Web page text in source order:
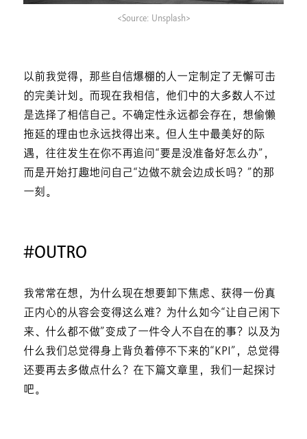
<Source: Unsplash>
以前我觉得，那些自信爆棚的人一定制定了无懈可击
的完美计划。而现在我相信，他们中的大多数人不过
是选择了相信自己。不确定性永远都会存在，想偷懒
拖延的理由也永远找得出来。但人生中最美好的际
遇，往往发生在你不再追问“要是没准备好怎么办”，
而是开始打趣地问自己“边做不就会边成长吗？”的那
一刻。
#OUTRO
我常常在想，为什么现在想要卸下焦虑、获得一份真
正内心的从容会变得这么难？为什么如今“让自己闲下
来、什么都不做”变成了一件令人不自在的事？以及为
什么我们总觉得身上背负着停不下来的“KPI”，总觉得
还要再去多做点什么？在下篇文章里，我们一起探讨
吧。